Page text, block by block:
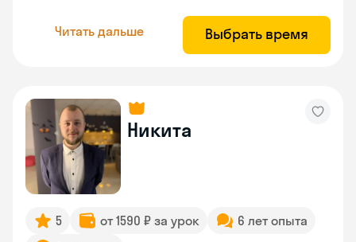
Читать дальше Выбрать время
Никита
5 от 1590 ₽ за урок
6 лет опыта